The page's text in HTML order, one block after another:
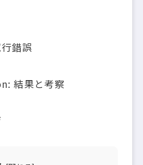
錯誤
結果と考察